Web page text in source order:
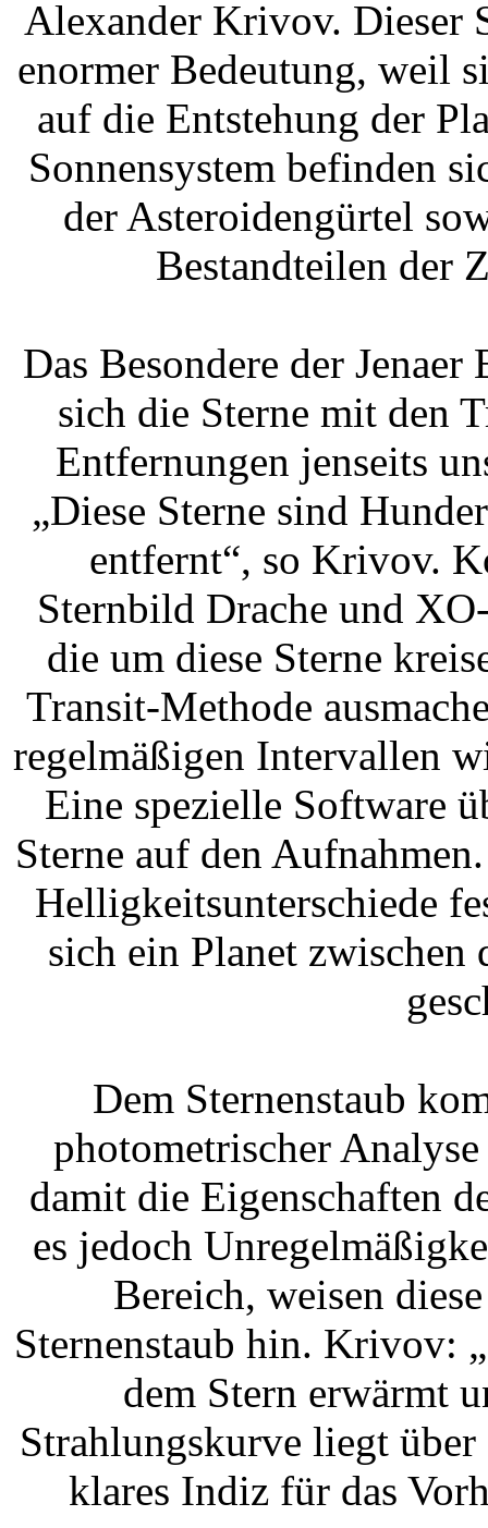
Alexander Krivov. Dieser
enormer Bedeutung, weil
auf die Entstehung der
Sonnensystem befinden
der Asteroidengürtel
Bestandteilen der
Das Besondere der Jenaer
sich die Sterne mit den
Entfernungen jenseits
„Diese Sterne sind
entfernt“, so Krivov.
Sternbild Drache und
die um diese Sterne
Transit-Methode
regelmäßigen Intervallen
Eine spezielle Software
Sterne auf den
Helligkeitsunterschiede
sich ein Planet zwischen
Dem Sternenstaub
photometrischer
damit die Eigenschaften
es jedoch
Bereich, weisen
Sternenstaub hin. Krivov:
dem Stern erwärmt
Strahlungskurve liegt
klares Indiz für das